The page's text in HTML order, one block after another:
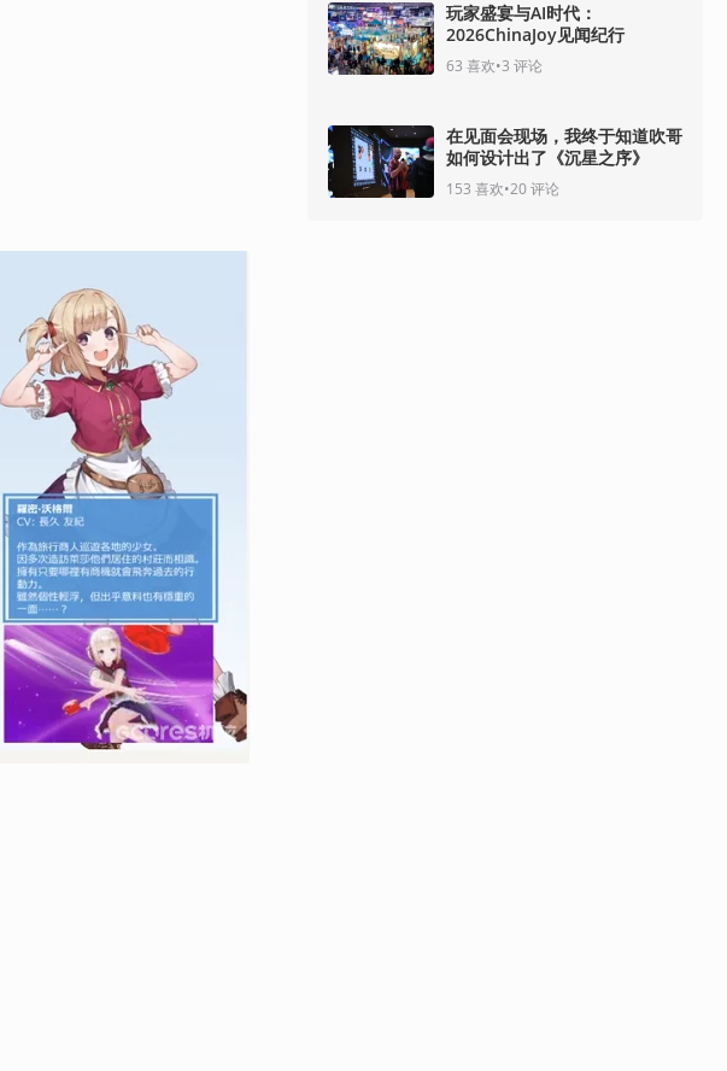
玩家盛宴与AI时代：
2026ChinaJoy见闻纪行
63 喜欢•3 评论
在见面会现场，我终于知道吹哥
如何设计出了《沉星之序》
153 喜欢•20评论